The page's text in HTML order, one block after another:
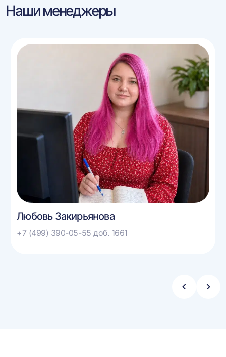
Наши менеджеры
Любовь Закирьянова
+7 (499) 390-05-55 доб. 1661
Стрелка